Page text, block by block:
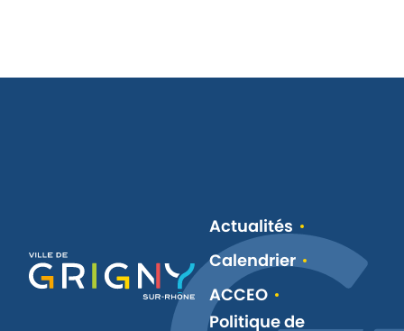
Actualités
Calendrier
ACCEO
Politique de